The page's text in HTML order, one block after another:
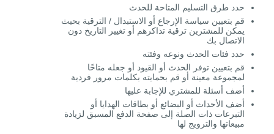
حدد طرق التسليم المتاحة للحدث
قم بتعيين سياسة الإرجاع أو الاستبدال / الترقية بحيث
يمكن للمشترين ترقية تذاكرهم أو تغيير التاريخ دون
الاتصال بك
حدد فئات الحدث ونوعه وفئته
قم بتعيين توفر الحدث أو القيود أو جعله متاحًا
لمجموعة معينة أو قم بحمايته بكلمات مرور فردية
أضف أسئلة للمشتري للإجابة عليها
أضف الأحداث أو البضائع أو بطاقات الهدايا أو
التبرعات ذات الصلة إلى صفحة الدفع المسبق لزيادة
مبيعاتها والترويج لها